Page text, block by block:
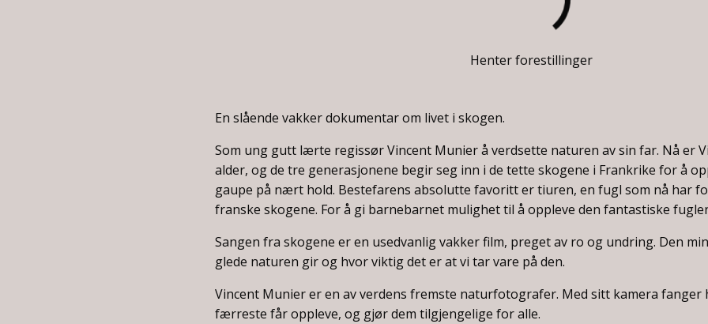
Henter forestillinger
En slående vakker dokumentar om livet i skogen.
Som ung gutt lærte regissør Vincent Munier å verdsette naturen av sin far. Nå er
alder, og de tre generasjonene begir seg inn i de tette skogene i Frankrike for å
gaupe på nært hold. Bestefarens absolutte favoritt er tiuren, en fugl som nå har
franske skogene. For å gi barnebarnet mulighet til å oppleve den fantastiske
Sangen fra skogene er en usedvanlig vakker film, preget av ro og undring. Den
glede naturen gir og hvor viktig det er at vi tar vare på den.
Vincent Munier er en av verdens fremste naturfotografer. Med sitt kamera fanger
færreste får oppleve, og gjør dem tilgjengelige for alle.